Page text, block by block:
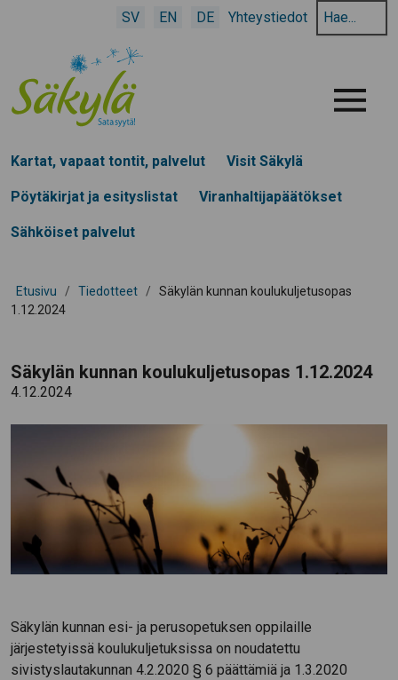
SV EN DE Yhteystiedot
Hae
hakusanalla:
Menu
Kartat, vapaat tontit, palvelut Visit Säkylä
Pöytäkirjat ja esityslistat Viranhaltijapäätökset
Sähköiset palvelut
Etusivu / Tiedotteet /
Säkylän kunnan koulukuljetusopas
1.12.2024
Säkylän kunnan koulukuljetusopas 1.12.2024
4.12.2024
Säkylän kunnan esi- ja perusopetuksen oppilaille
järjestetyissä koulukuljetuksissa on noudatettu
sivistyslautakunnan 4.2.2020 § 6 päättämiä ja 1.3.2020